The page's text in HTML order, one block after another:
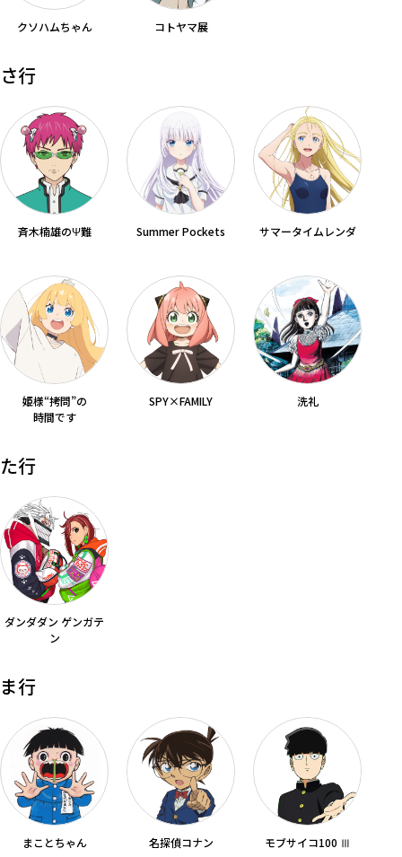
クソハムちゃん コトヤマ展
さ行
斉木楠雄のΨ難 Summer Pockets サマータイムレンダ
姫様“拷問”の
時間です
SPY×FAMILY 洗礼
た行
ダンダダン ゲンガテ
ン
ま行
まことちゃん 名探偵コナン モブサイコ100 Ⅲ